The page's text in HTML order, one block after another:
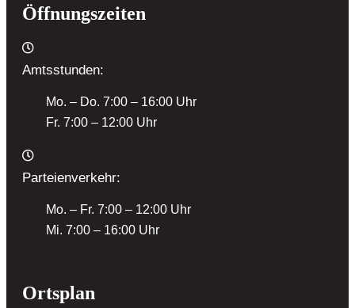
Öffnungszeiten
Amtsstunden:
Mo. – Do. 7:00 – 16:00 Uhr
Fr. 7:00 – 12:00 Uhr
Parteienverkehr:
Mo. – Fr. 7:00 – 12:00 Uhr
Mi. 7:00 – 16:00 Uhr
Ortsplan